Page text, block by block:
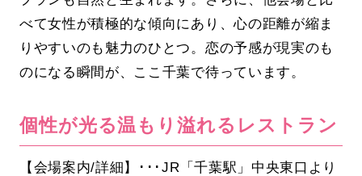
べて女性が積極的な傾向にあり、心の距離が縮ま
りやすいのも魅力のひとつ。恋の予感が現実のも
のになる瞬間が、ここ千葉で待っています。
個性が光る温もり溢れるレストラン
【会場案内/詳細】･･･JR「千葉駅」中央東口より